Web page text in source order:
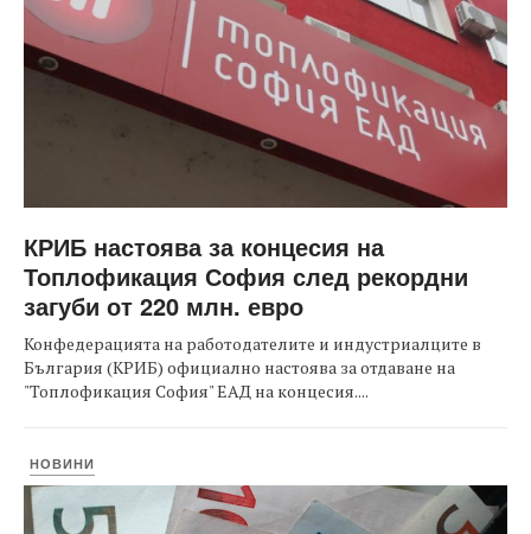
КРИБ настоява за концесия на
Топлофикация София след рекордни
загуби от 220 млн. евро
Конфедерацията на работодателите и индустриалците в
България (КРИБ) официално настоява за отдаване на
"Топлофикация София" ЕАД на концесия....
НОВИНИ